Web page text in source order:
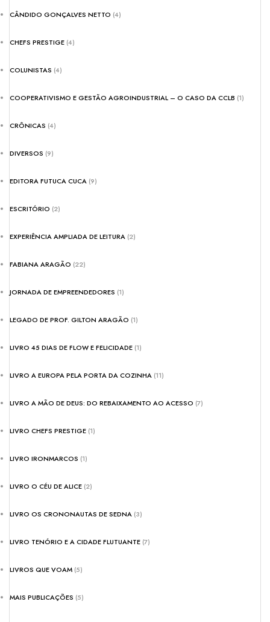
CÂNDIDO GONÇALVES NETTO (4)
CHEFS PRESTIGE (4)
COLUNISTAS (4)
COOPERATIVISMO E GESTÃO AGROINDUSTRIAL – O CASO DA CCLB (1)
CRÔNICAS (4)
DIVERSOS (9)
EDITORA FUTUCA CUCA (9)
ESCRITÓRIO (2)
EXPERIÊNCIA AMPLIADA DE LEITURA (2)
FABIANA ARAGÃO (22)
JORNADA DE EMPREENDEDORES (1)
LEGADO DE PROF. GILTON ARAGÃO (1)
LIVRO 45 DIAS DE FLOW E FELICIDADE (1)
LIVRO A EUROPA PELA PORTA DA COZINHA (11)
LIVRO A MÃO DE DEUS: DO REBAIXAMENTO AO ACESSO (7)
LIVRO CHEFS PRESTIGE (1)
LIVRO IRONMARCOS (1)
LIVRO O CÉU DE ALICE (2)
LIVRO OS CRONONAUTAS DE SEDNA (3)
LIVRO TENÓRIO E A CIDADE FLUTUANTE (7)
LIVROS QUE VOAM (5)
MAIS PUBLICAÇÕES (5)